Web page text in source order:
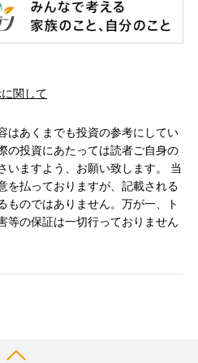
関して
はあくまでも投資の参考にしてい
の投資にあたっては読者ご自身の
いますよう、お願い致します。 当
を払っておりますが、記載される
ものではありません。万が一、ト
等の保証は一切行っておりません